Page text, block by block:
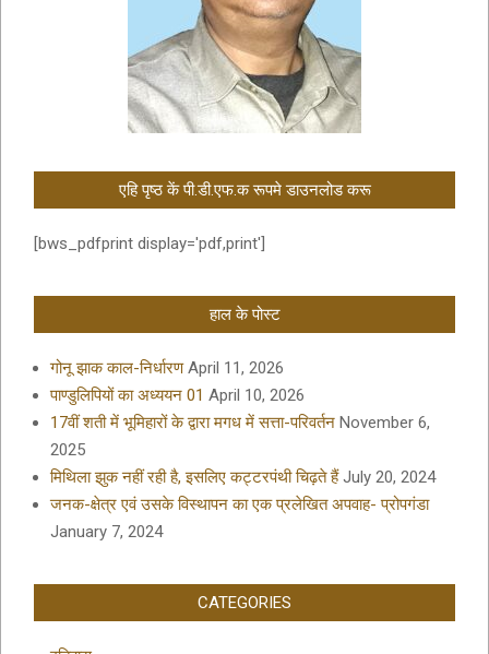
एहि पृष्ठ कें पी.डी.एफ.क रूपमे डाउनलोड करू
[bws_pdfprint display='pdf,print']
हाल के पोस्ट
गोनू झाक काल-निर्धारण April 11, 2026
पाण्डुलिपियों का अध्ययन 01 April 10, 2026
17वीं शती में भूमिहारों के द्वारा मगध में सत्ता-परिवर्तन November 6,
2025
मिथिला झुक नहीं रही है, इसलिए कट्टरपंथी चिढ़ते हैं July 20, 2024
जनक-क्षेत्र एवं उसके विस्थापन का एक प्रलेखित अपवाह- प्रोपगंडा
January 7, 2024
CATEGORIES